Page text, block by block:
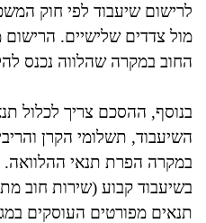
לרישום שיעבוד לפי חוק
מול צדדים שלישיים. הרישום
החוב במקרה שהלווה נכנס
בנוסף, ההסכם צריך לכלול
השיעבוד, תשלומי הקרן
במקרה הפרת תנאי ההלוואה.
בשיעבוד קבוע (שירות חוב
תנאים מפורטים העוסקים